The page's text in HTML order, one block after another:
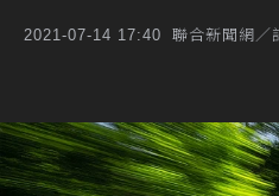
2021-07-14 17:40 聯合新聞網／